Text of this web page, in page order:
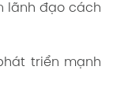
lãnh đạo cách
triển mạnh